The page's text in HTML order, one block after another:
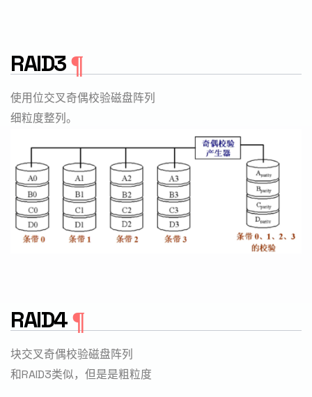
RAID3
使用位交叉奇偶校验磁盘阵列
细粒度整列。
RAID4
块交叉奇偶校验磁盘阵列
和RAID3类似，但是是粗粒度